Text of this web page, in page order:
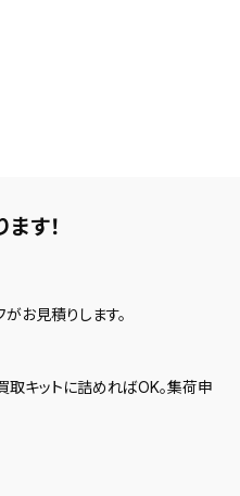
す！
お見積りします。
キットに詰めればOK。集荷申